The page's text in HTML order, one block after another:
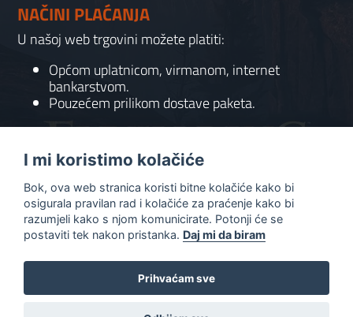
NAČINI PLAĆANJA
U našoj web trgovini možete platiti:
Općom uplatnicom, virmanom, internet
bankarstvom.
Pouzećem prilikom dostave paketa.
KONTAKT
info@gaming-shop-vranovic.hr
0
I mi koristimo kolačiće
Bok, ova web stranica koristi bitne kolačiće kako bi
osigurala pravilan rad i kolačiće za praćenje kako bi
razumjeli kako s njom komunicirate. Potonji će se
postaviti tek nakon pristanka. Daj mi da biram
Prihvaćam sve